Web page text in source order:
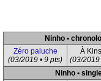
Ninho •
Zéro paluche
(03/2019 • 9 pts)
À
(03/2019
Ninho •